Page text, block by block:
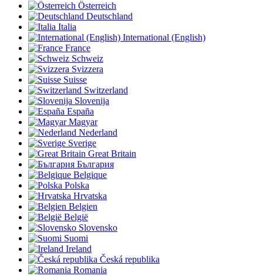
Österreich
Deutschland
Italia
International (English)
France
Schweiz
Svizzera
Suisse
Switzerland
Slovenija
España
Magyar
Nederland
Sverige
Great Britain
България
Belgique
Polska
Hrvatska
Belgien
België
Slovensko
Suomi
Ireland
Česká republika
Romania